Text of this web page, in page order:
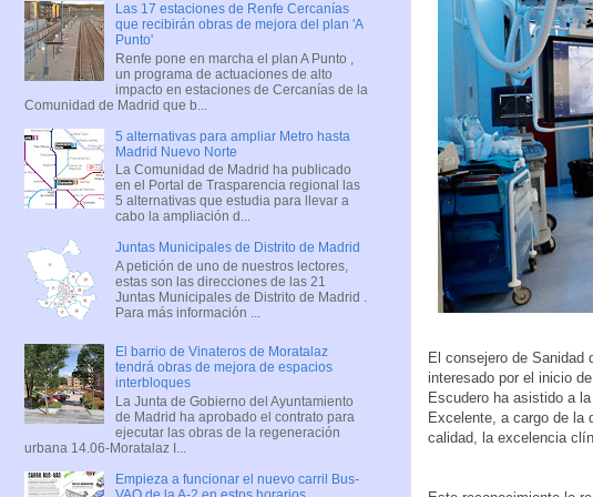
El consejero de Sanidad
interesado por el inicio
Escudero ha asistido a
Excelente, a cargo de la
calidad, la excelencia
Las 17 estaciones de Renfe Cercanías
que recibirán obras de mejora del plan 'A
Punto'
Renfe pone en marcha el plan A Punto ,
un programa de actuaciones de alto
impacto en estaciones de Cercanías de la
Comunidad de Madrid que b...
5 alternativas para ampliar Metro hasta
Madrid Nuevo Norte
La Comunidad de Madrid ha publicado
en el Portal de Trasparencia regional las
5 alternativas que estudia para llevar a
cabo la ampliación d...
Juntas Municipales de Distrito de Madrid
A petición de uno de nuestros lectores,
estas son las direcciones de las 21
Juntas Municipales de Distrito de Madrid .
Para más información ...
El barrio de Vinateros de Moratalaz
tendrá obras de mejora de espacios
interbloques
La Junta de Gobierno del Ayuntamiento
de Madrid ha aprobado el contrato para
ejecutar las obras de la regeneración
urbana 14.06-Moratalaz I...
Empieza a funcionar el nuevo carril Bus-